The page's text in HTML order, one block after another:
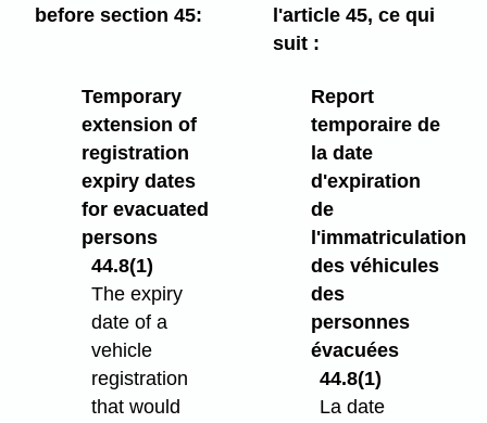
before section 45:
l'article 45, ce qui
suit :
Temporary
extension of
registration
expiry dates
for evacuated
persons
44.8(1)
The expiry
date of a
vehicle
registration
that would
Report
temporaire de
la date
d'expiration
de
l'immatriculation
des véhicules
des
personnes
évacuées
44.8(1)
La date